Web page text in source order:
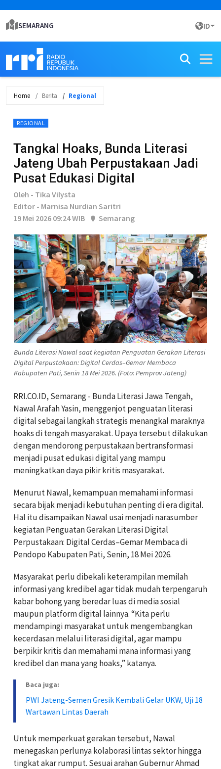
SEMARANG ID
Home Berita Regional
REGIONAL
Tangkal Hoaks, Bunda Literasi
Jateng Ubah Perpustakaan Jadi
Pusat Edukasi Digital
Oleh - Tika Vilysta
Editor - Marnisa Nurdian Saritri
19 Mei 2026 09:24 WIB
Semarang
Bunda Literasi Nawal saat kegiatan Penguatan Gerakan Literasi
Digital Perpustakaan: Digital Cerdas–Gemar Membaca
Kabupaten Pati, Senin 18 Mei 2026. (Foto: Pemprov Jateng)
RRI.CO.ID, Semarang - Bunda Literasi Jawa Tengah,
Nawal Arafah Yasin, menggenjot penguatan literasi
digital sebagai langkah strategis menangkal maraknya
hoaks di tengah masyarakat. Upaya tersebut dilakukan
dengan mendorong perpustakaan bertransformasi
menjadi pusat edukasi digital yang mampu
meningkatkan daya pikir kritis masyarakat.
Menurut Nawal, kemampuan memahami informasi
secara bijak menjadi kebutuhan penting di era digital.
Hal itu disampaikan Nawal usai menjadi narasumber
kegiatan Penguatan Gerakan Literasi Digital
Perpustakaan: Digital Cerdas–Gemar Membaca di
Pendopo Kabupaten Pati, Senin, 18 Mei 2026.
Masyarakat perlu dibekali keterampilan memilah
informasi yang kredibel agar tidak mudah terpengaruh
kabar bohong yang beredar luas di media sosial
maupun platform digital lainnya. “Kita perlu
mendampingi masyarakat untuk mengembangkan
kecerdasan melalui literasi digital, agar mampu
berpikir kritis dan memahami mana informasi yang
kredibel dan mana yang hoaks,” katanya.
Baca juga:
PWI Jateng-Semen Gresik Kembali Gelar UKW, Uji 18
Wartawan Lintas Daerah
Untuk memperkuat gerakan tersebut, Nawal
menegaskan perlunya kolaborasi lintas sektor hingga
tingkat akar rumput. Sesuai arahan Gubernur Ahmad